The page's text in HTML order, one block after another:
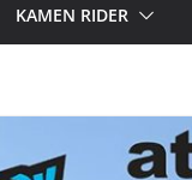
KAMEN RIDER